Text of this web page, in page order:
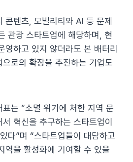
콘텐츠, 모빌리티와 AI 등 문제
관광 스타트업에 해당하며, 현
영하고 있지 않더라도 본 배터리
로의 확장을 추진하는 기업도
는 “소멸 위기에 처한 지역 문
혁신을 추구하는 스타트업이
다”며 “스타트업들이 대담하고
역을 활성화에 기여할 수 있을